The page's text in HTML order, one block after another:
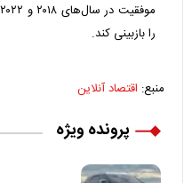
را بازبینی کند.
منبع: اقتصاد آنلاین
پرونده ویژه